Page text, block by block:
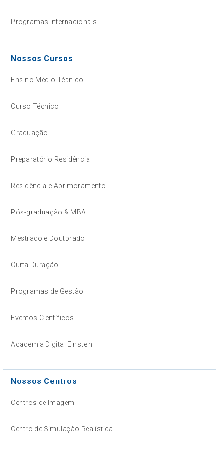
Programas Internacionais
Nossos Cursos
Ensino Médio Técnico
Curso Técnico
Graduação
Preparatório Residência
Residência e Aprimoramento
Pós-graduação & MBA
Mestrado e Doutorado
Curta Duração
Programas de Gestão
Eventos Científicos
Academia Digital Einstein
Nossos Centros
Centros de Imagem
Centro de Simulação Realística